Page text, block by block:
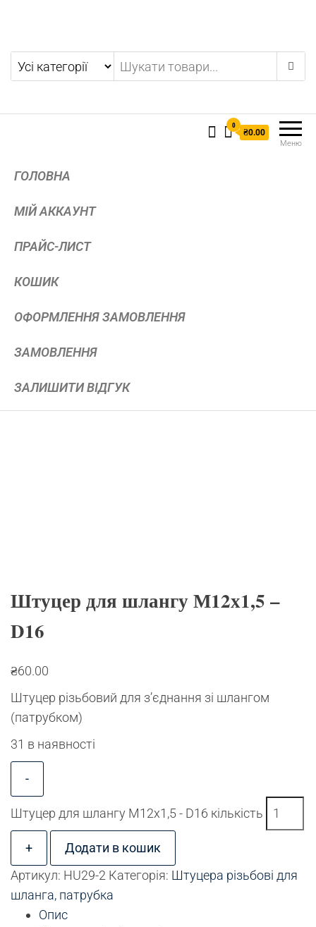
Меню
0
₴0.00
ГОЛОВНА
МІЙ АККАУНТ
ПРАЙС-ЛИСТ
КОШИК
ОФОРМЛЕННЯ ЗАМОВЛЕННЯ
ЗАМОВЛЕННЯ
ЗАЛИШИТИ ВІДГУК
Штуцер для шлангу М12х1,5 –
D16
₴60.00
Штуцер різьбовий для з’єднання зі шлангом
(патрубком)
31 в наявності
-
Штуцер для шлангу М12х1,5 - D16 кількість
+
Додати в кошик
Артикул: HU29-2 Категорія: Штуцера різьбові для
шланга, патрубка
Опис